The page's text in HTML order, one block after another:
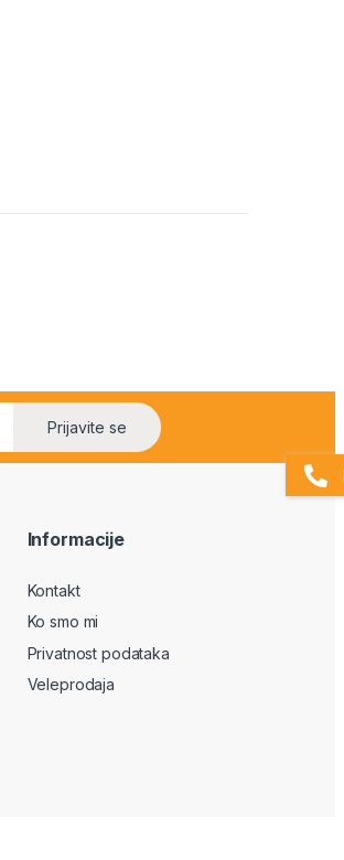
Prijavite se
Informacije
Kontakt
Ko smo mi
Privatnost podataka
Veleprodaja